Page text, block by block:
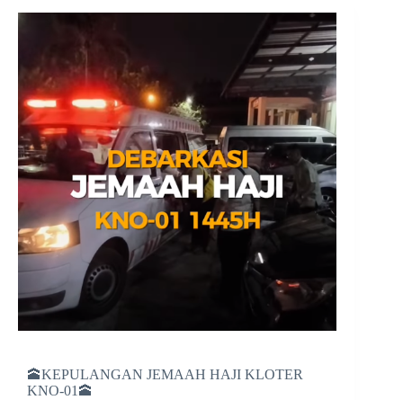
🕋KEPULANGAN JEMAAH HAJI KLOTER
KNO-01🕋